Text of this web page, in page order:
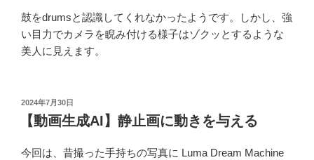
鼓をdrumsと認識してくれなかったようです。しかし、強
い目力でカメラを睨み付ける様子はゾクッとするような
美人に見えます。
投
稿
日:
2024年7月30日
【動画生成AI】静止画に動きを与える
今回は、昔撮った手持ちの写真に Luma Dream Machine